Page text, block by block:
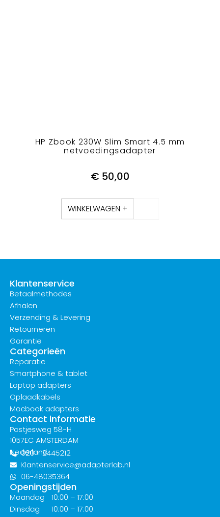
HP Zbook 230W Slim Smart 4.5 mm
netvoedingsadapter
€50,00
WINKELWAGEN +
Klantenservice
Betaalmethodes
Afhalen
Verzending & Levering
Retourneren
Garantie
Categorieën
Reparatie
Smartphone & tablet
Laptop adapters
Oplaadkabels
Macbook adapters
Contact informatie
Postjesweg 58-H
1057EC AMSTERDAM
Nederland
020 - 2445212
Klantenservice@adapterlab.nl
06-48035364
Openingstijden
Maandag
Dinsdag
10:00 – 17:00
10:00 – 17:00